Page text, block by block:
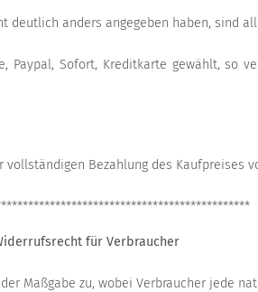
deutlich anders angegeben haben, sind
Paypal, Sofort, Kreditkarte gewählt, so
Bezahlung des Kaufpreises
für Verbraucher
Maßgabe zu, wobei Verbraucher jede